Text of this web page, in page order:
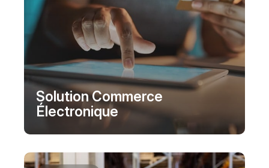
Solution Commerce
Électronique